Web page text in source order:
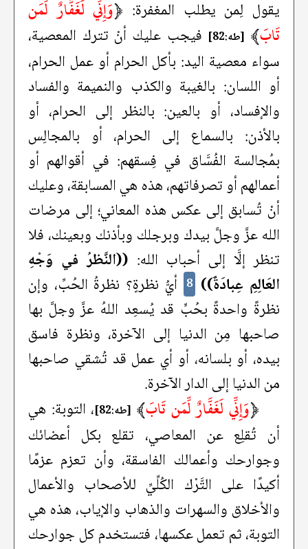
يقول لِمن يطلب المغفرة: ﴿وَإِنِّي لَغَفَّارٌ لِّمَن
تَابَ﴾ [طه:82]
فيجب عليك أنْ تترك المعصية،
سواء معصية اليد: بأكل الحرام أو عمل الحرام،
أو اللسان: بالغيبة والكذب والنميمة والفساد
والإفساد، أو بالعين: بالنظر إلى الحرام، أو
بالأذن: بالسماع إلى الحرام، أو بالمجالِس
بمُجالسة الفُسَّاق في فِسقهم: في أقوالهم أو
أعمالهم أو تصرفاتهم، هذه هي المسابقة، وعليك
أنْ تُسابق إلى عكس هذه المعاني؛ إلى مرضات
الله عزَّ وجلَّ بيدك وبرجلك وبأذنك وبعينك، فلا
تنظر إلَّا إلى أحباب الله: ((النَّظرُ في وَجْهِ
العَالِمِ عِبادَةٌ)) 8 أيُّ نظرةٍ؟ نظرةُ الحُبِّ، وإن
نظرةً واحدةً بحُبٍّ قد يُسعِد اللهُ عزَّ وجلَّ بها
صاحبها مِن الدنيا إلى الآخرة، ونظرة فاسق
بيده، أو بلسانه، أو أي عمل قد تُشقي صاحبها
من الدنيا إلى الدار الآخرة.
﴿وَإِنِّي لَغَفَّارٌ لِّمَن تَابَ﴾ [طه:82]
، التوبة: هي
أن تُقلِع عن المعاصي، تقلع بكل أعضائك
وجوارحك وأعمالك الفاسقة، وأن تعزم عزمًا
أكيدًا على التَّرْك الكُلِّيِّ للأصحاب والأعمال
والأخلاق والسهرات والذهاب والإياب، هذه هي
التوبة، ثم تعمل عكسها، فتستخدم كل جوارحك